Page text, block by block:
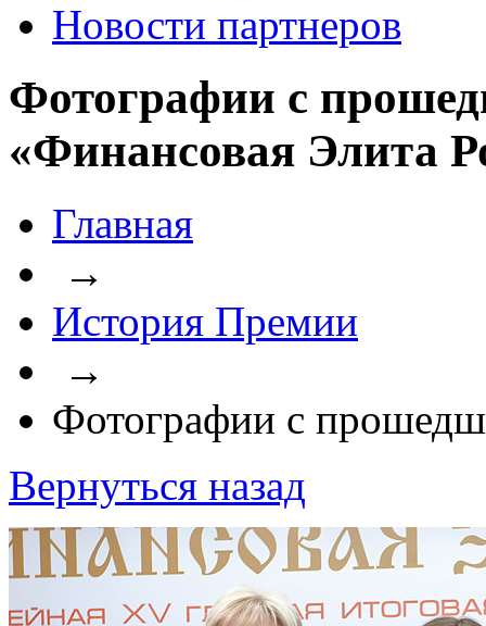
Новости партнеров
Фотографии с
«Финансовая Элита
Главная
→
История Премии
→
Фотографии с
Вернуться назад